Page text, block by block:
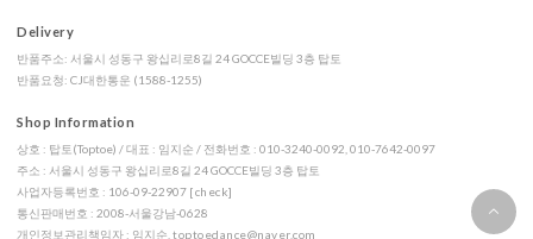
Delivery
반품주소: 서울시 성동구 왕십리로8길 24 GOCCE빌딩 3층 탑토
반품요청: CJ대한통운 (1588-1255)
Shop Information
상호 : 탑토(Toptoe) / 대표 : 임지순 / 전화번호 : 010-3240-0092, 010-7642-0097
주소 : 서울시 성동구 왕십리로8길 24 GOCCE빌딩 3층 탑토
사업자등록번호 : 106-09-22907 [check]
통신판매번호 : 2008-서울강남-0628
개인정보관리책임자 : 임지순, toptoedance@naver.com